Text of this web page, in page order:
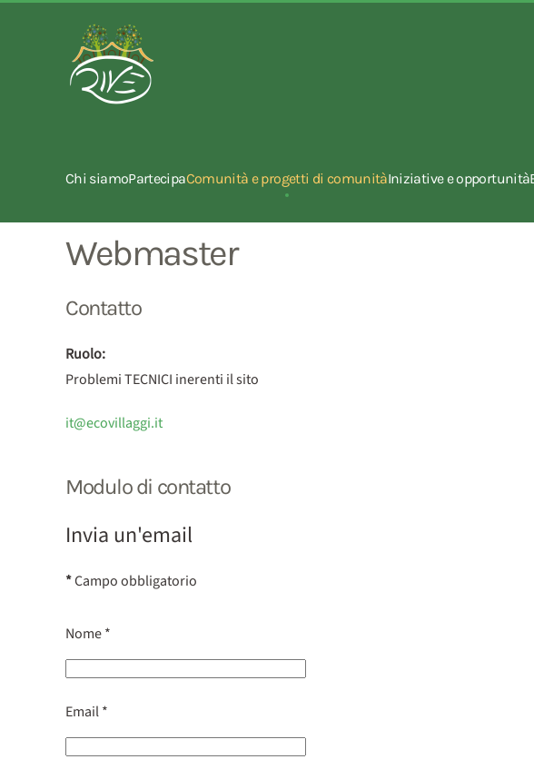
Chi siamoPartecipaComunità e progetti di comunitàIniziative e opportunità
Webmaster
Contatto
Ruolo:
Problemi TECNICI inerenti il sito
it@ecovillaggi.it
Modulo di contatto
Invia un'email
*Campo obbligatorio
Nome*
Email*